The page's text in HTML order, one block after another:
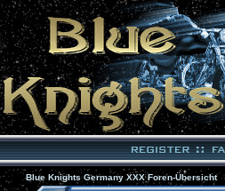
Blue Knights Germany XXX Foren-Übersicht